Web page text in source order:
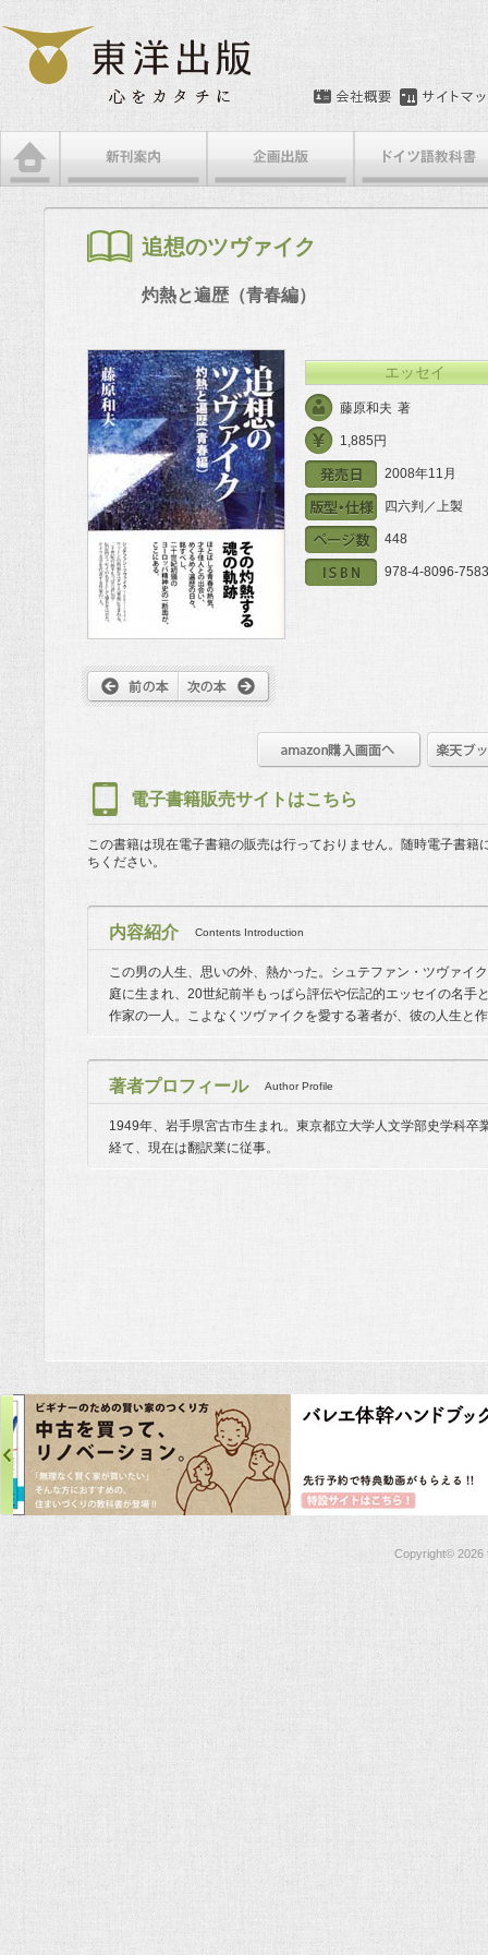
メインメニュー
メインコンテンツへ移動
サブコンテンツへ移動
追想のツヴァイク
エッセイ
灼熱と遍歴（青春編）
藤原和夫 著
1,885円
2008年11月
四六判／上製
448
978-4-8096-
電子書籍販売サイトはこちら
この書籍は現在電子書籍の販売は行っておりません。 随時電子書籍
ちください。
内容紹介 Contents Introduction
この男の人生、思いの外、熱かった。シュテファン・ツヴァイ
庭に生まれ、20世紀前半もっぱら評伝や伝記的エッセイの名手
作家の一人。こよなくツヴァイクを愛する著者が、彼の人生と
著者プロフィール Author Profile
1949年、岩手県宮古市生まれ。東京都立大学人文学部史学科卒
経て、現在は翻訳業に従事。
Copyright© 2026